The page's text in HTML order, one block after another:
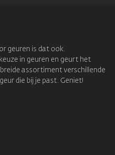
geuren is dat ook.
in geuren en geurt het
assortiment verschillende
die bij je past. Geniet!